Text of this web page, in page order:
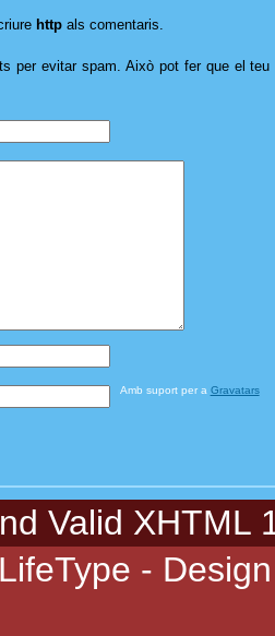
httpals comentaris.
per evitar spam. Això pot fer que el
Amb suport per a Gravatars
Valid XHTML
LifeType -